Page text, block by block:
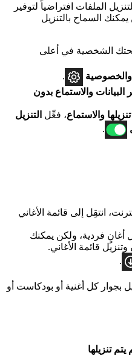
يستخدم Spotify شبكة WiFi لتنزيل الملفات افتراضياً لتوفير
يمكنك السماح بالتنزيل
الشخصية في أعلى
والخصوصية
البيانات والاستماع بدون
والاستماع، فعِّل التنزيل
انتقِل إلى قائمة الأغاني
أغانٍ فردية، ولكن يمكنك
قائمة الأغاني.
.
بجوار كل أغنية أو بودكاست أو
تنزيلها